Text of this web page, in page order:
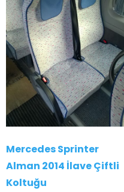
Mercedes Sprinter
Alman 2014 İlave Çiftli
Koltuğu